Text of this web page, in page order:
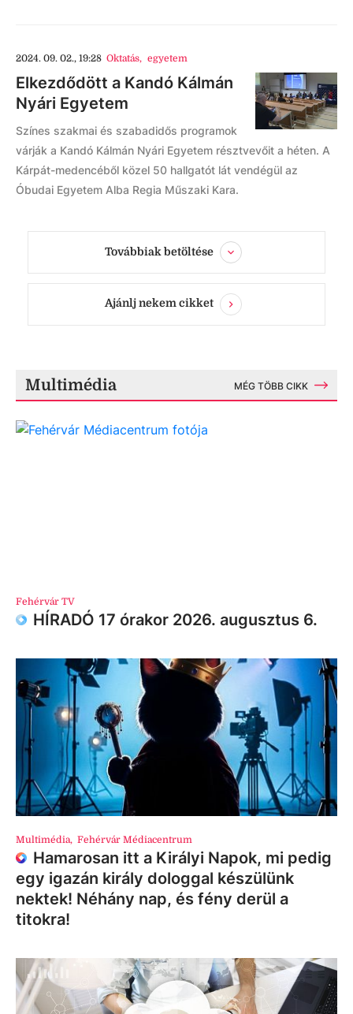
2024. 09. 02., 19:28 Oktatás, egyetem
Elkezdődött a Kandó Kálmán
Nyári Egyetem
Színes szakmai és szabadidős programok
várják a Kandó Kálmán Nyári Egyetem résztvevőit a héten. A
Kárpát-medencéből közel 50 hallgatót lát vendégül az
Óbudai Egyetem Alba Regia Műszaki Kara.
Továbbiak betöltése
Ajánlj nekem cikket
Multimédia MÉG TÖBB CIKK
Fehérvár TV
HÍRADÓ 17 órakor 2026. augusztus 6.
Multimédia, Fehérvár Médiacentrum
Hamarosan itt a Királyi Napok, mi pedig
egy igazán király dologgal készülünk
nektek! Néhány nap, és fény derül a
titokra!